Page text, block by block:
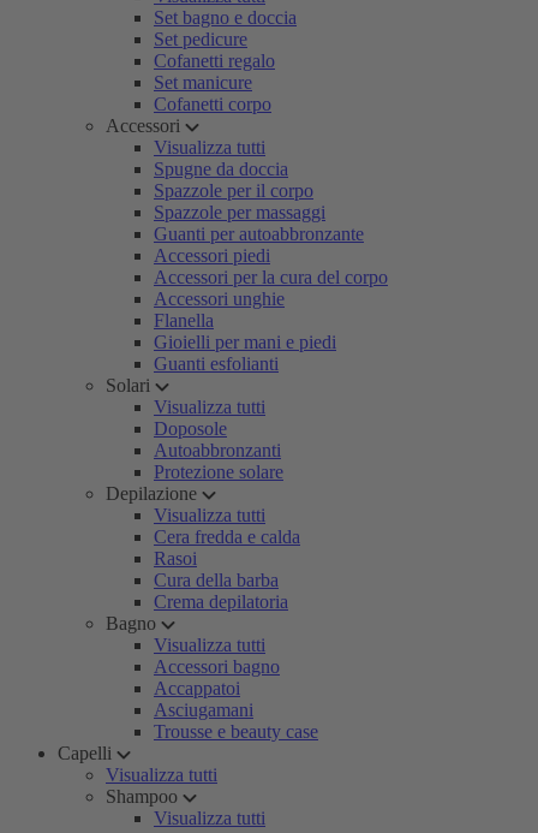
Set bagno e doccia
Set pedicure
Cofanetti regalo
Set manicure
Cofanetti corpo
Accessori
Visualizza tutti
Spugne da doccia
Spazzole per il corpo
Spazzole per massaggi
Guanti per autoabbronzante
Accessori piedi
Accessori per la cura del corpo
Accessori unghie
Flanella
Gioielli per mani e piedi
Guanti esfolianti
Solari
Visualizza tutti
Doposole
Autoabbronzanti
Protezione solare
Depilazione
Visualizza tutti
Cera fredda e calda
Rasoi
Cura della barba
Crema depilatoria
Bagno
Visualizza tutti
Accessori bagno
Accappatoi
Asciugamani
Trousse e beauty case
Capelli
Visualizza tutti
Shampoo
Visualizza tutti